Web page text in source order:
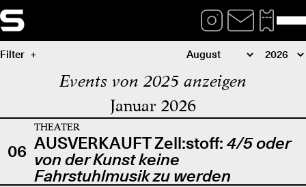
Filter
Events von 2025 anzeigen
Januar 2026
06
THEATER
AUSVERKAUFT Zell:stoff: 4/5 oder
von der Kunst keine
Fahrstuhlmusik zu werden